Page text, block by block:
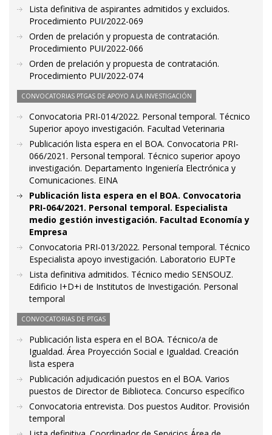
Lista definitiva de aspirantes admitidos y excluidos.
Procedimiento PUI/2022-069
Orden de prelación y propuesta de contratación.
Procedimiento PUI/2022-066
Orden de prelación y propuesta de contratación.
Procedimiento PUI/2022-074
CONVOCATORIAS PTGAS DE APOYO A LA INVESTIGACIÓN
Convocatoria PRI-014/2022. Personal temporal. Técnico
Superior apoyo investigación. Facultad Veterinaria
Publicación lista espera en el BOA. Convocatoria PRI-
066/2021. Personal temporal. Técnico superior apoyo
investigación. Departamento Ingeniería Electrónica y
Comunicaciones. EINA
Publicación lista espera en el BOA. Convocatoria
PRI-064/2021. Personal temporal. Especialista
medio gestión investigación. Facultad Economía y
Empresa
Convocatoria PRI-013/2022. Personal temporal. Técnico
Especialista apoyo investigación. Laboratorio EUPTe
Lista definitiva admitidos. Técnico medio SENSOUZ.
Edificio I+D+i de Institutos de Investigación. Personal
temporal
CONVOCATORIAS DE PTGAS
Publicación lista espera en el BOA. Técnico/a de
Igualdad. Área Proyección Social e Igualdad. Creación
lista espera
Publicación adjudicación puestos en el BOA. Varios
puestos de Director de Biblioteca. Concurso específico
Convocatoria entrevista. Dos puestos Auditor. Provisión
temporal